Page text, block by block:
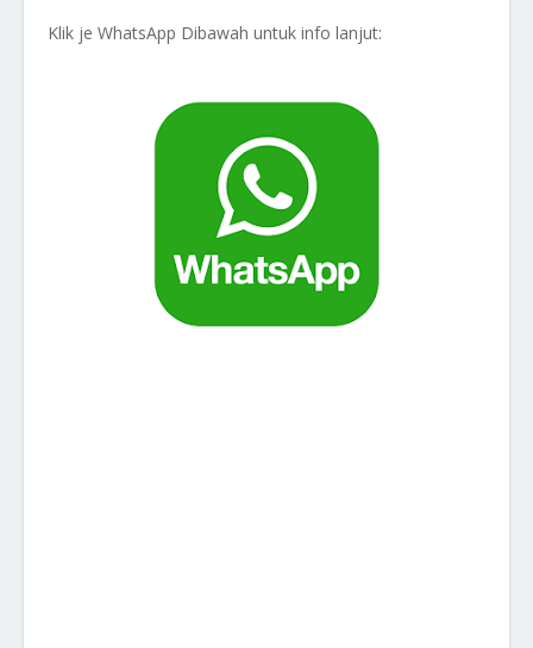
Klik je WhatsApp Dibawah untuk info lanjut: